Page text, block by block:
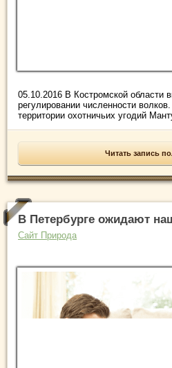
05.10.2016 В Костромской области
регулировании численности
территории охотничьих угодий
Читать запись
В Петербурге ожидают
Сайт Природа